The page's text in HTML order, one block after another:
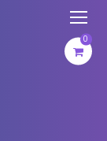
0